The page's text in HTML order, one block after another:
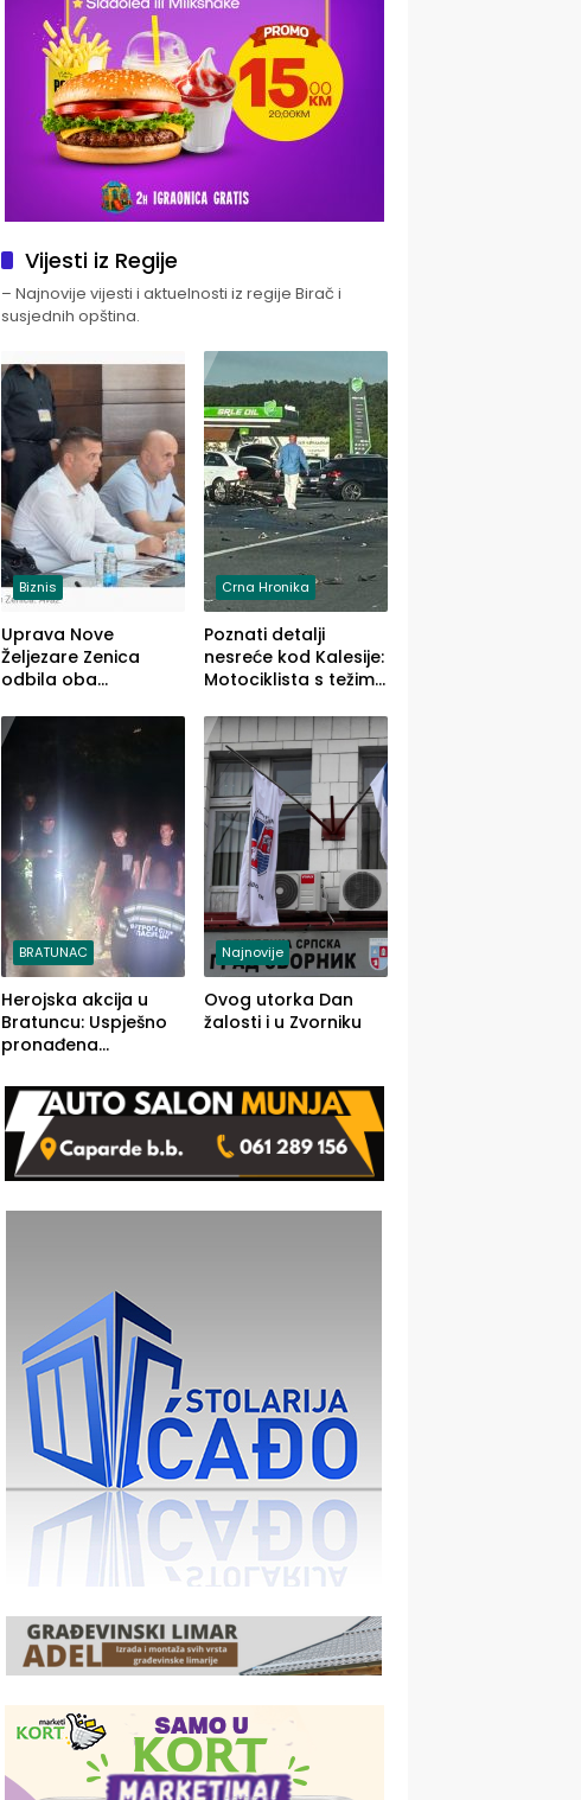
Vijesti iz Regije
– Najnovije vijesti i aktuelnosti iz regije Birač i
susjednih opština.
Biznis
Uprava Nove
Željezare Zenica
odbila oba
FBiH: Ustrajni da je
stečaj jedino rješenje
Crna Hronika
Poznati detalji
nesreće kod Kalesije:
Motociklista s težim,
lakšim povredama
BRATUNAC
Herojska akcija u
Bratuncu: Uspješno
pronađena
a Ivanka Lazić,
rodom iz Kravice.
Najnovije
Ovog utorka Dan
žalosti i u Zvorniku